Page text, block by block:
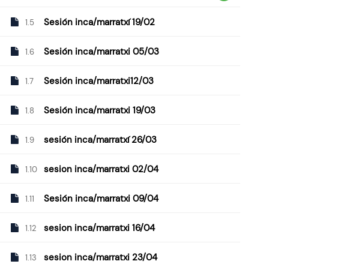
1.5 Sesión inca/marratxí 19/02
1.6 Sesión inca/marratxi 05/03
1.7 Sesión inca/marratxi12/03
1.8 Sesión inca/marratxi 19/03
1.9 sesión inca/marratxí 26/03
1.10 sesion inca/marratxi 02/04
1.11 Sesión inca/marratxi 09/04
1.12 sesion inca/marratxi 16/04
1.13 sesion inca/marratxi 23/04